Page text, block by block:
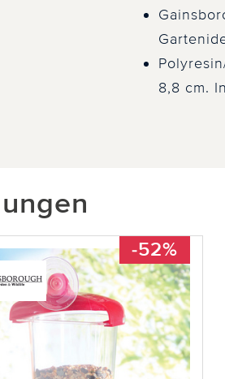
8,8 cm.
-52%